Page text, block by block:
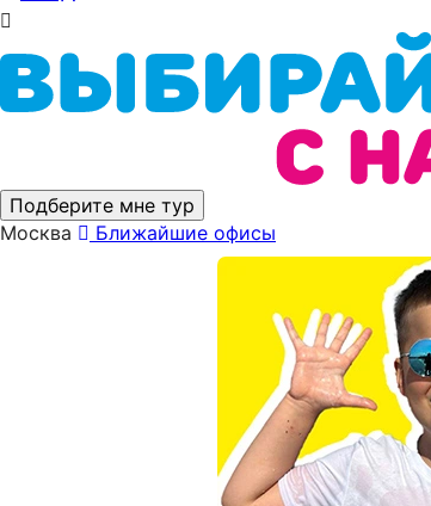
Подберите мне тур
Москва
Ближайшие офисы